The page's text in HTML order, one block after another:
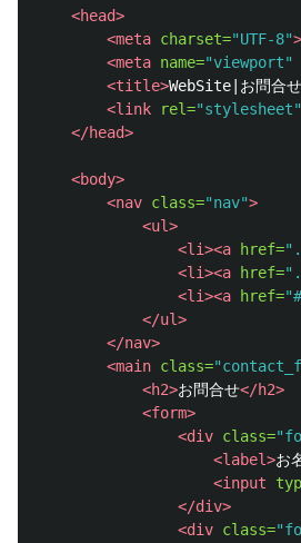
<head>
<meta charset="UTF-8">
<meta name="viewport"
<title>WebSite|お問合せ
<link
rel="stylesheet"
</head>
<body>
<nav class="nav">
<ul>
<li><a
href=
<li><a
href=
<li><a
href=
</ul>
</nav>
<main class=
<h2>お問合せ</h2>
<form>
<div class=
<label>お
<input
</div>
<div class=